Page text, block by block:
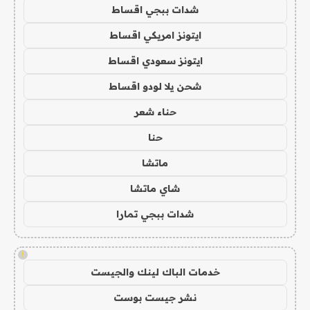
شدات ببجي اقساط
ايتونز امريكي اقساط
ايتونز سعودي اقساط
شحن يلا لودو اقساط
حناء شعر
حنا
ماتشا
شاي ماتشا
شدات ببجي تمارا
!
خدمات الباك لينك والجيست
نشر جيست بوست